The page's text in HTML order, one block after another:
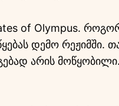
of Olympus.
დემო რეჟიმში.
არის